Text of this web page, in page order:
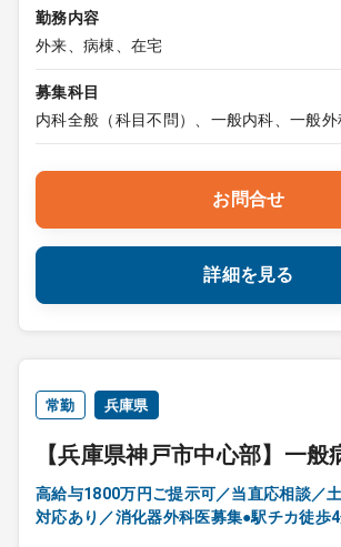
勤務内容
外来、病棟、在宅
募集科目
内科全般（科目不問）、一般内科、一般外
お問合せ
詳細を見る
常勤 兵庫県
【兵庫県神戸市中心部】一般
高給与1800万円ご提示可／当直応相談／
対応あり／消化器外科医募集●駅チカ徒歩